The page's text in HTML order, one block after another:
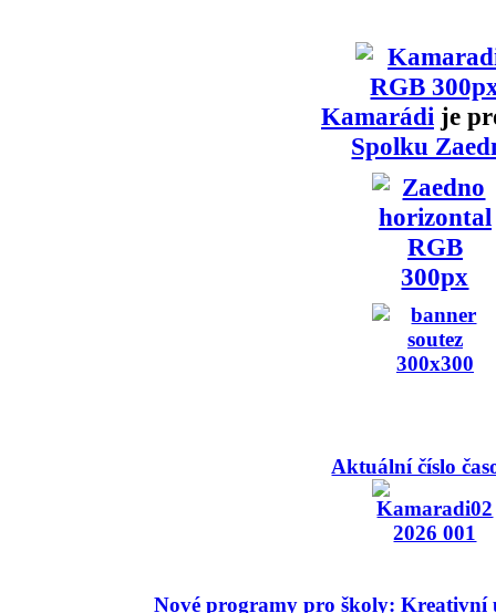
Kamarádi je
Spolku
Aktuální číslo
Nové programy pro školy: Kreativní